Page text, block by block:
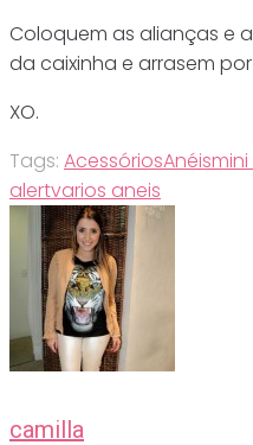
Coloquem as alianças e
da caixinha e arrasem
XO.
Tags: AcessóriosAnéis
alertvarios aneis
camilla